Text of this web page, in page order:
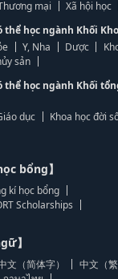
mại
Xã hội học
thể học ngành Khối
Y, Nha Dược
sản
thể học ngành Khối
dục
Khoa học đời
bổng】
kí học bổng
Scholarships
】
文（简体字） 中文（繁